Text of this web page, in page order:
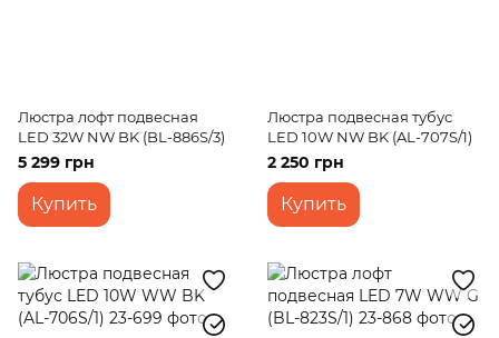
Люстра лофт подвесная
LED 32W NW BK (BL-886S/3)
5 299 грн
Купить
Люстра подвесная тубус
LED 10W NW BK (AL-707S/1)
2 250 грн
Купить